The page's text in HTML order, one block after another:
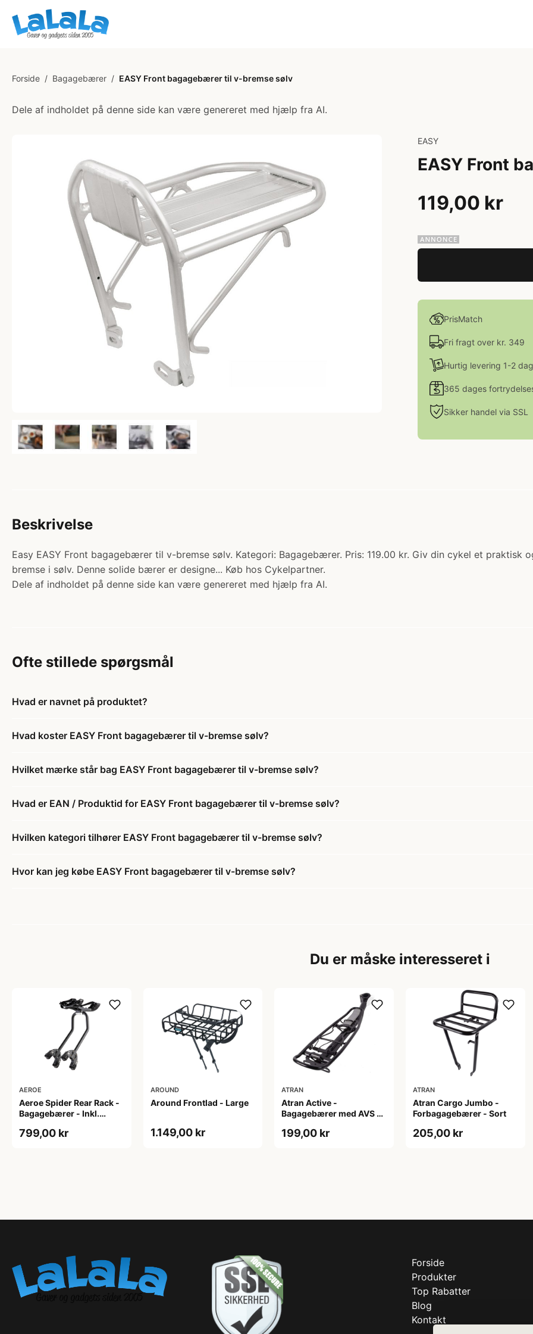
Forside / Bagagebærer / EASY Front bagagebærer til v-bremse sølv
Dele af indholdet på denne side kan være genereret med hjælp fra AI.
EASY
EASY Front
119,00 kr
PrisMatch
Fri fragt over kr. 349
Hurtig levering 1-2
365 dages
Sikker handel via SSL
Beskrivelse
Easy EASY Front bagagebærer til v-bremse sølv. Kategori: Bagagebærer. Pris: 119.00 kr. Giv din cykel et
bremse i sølv. Denne solide bærer er designe... Køb hos Cykelpartner.
Dele af indholdet på denne side kan være genereret med hjælp fra AI.
Ofte stillede spørgsmål
Hvad er navnet på produktet?
Hvad koster EASY Front bagagebærer til v-bremse sølv?
Hvilket mærke står bag EASY Front bagagebærer til v-bremse sølv?
Hvad er EAN / Produktid for EASY Front bagagebærer til v-bremse sølv?
Hvilken kategori tilhører EASY Front bagagebærer til v-bremse sølv?
Hvor kan jeg købe EASY Front bagagebærer til v-bremse sølv?
Du er måske interesseret i
AEROE
Aeroe Spider Rear Rack -
Bagagebærer - Inkl.
799,00 kr
AROUND
Around Frontlad - Large
1.149,00 kr
ATRAN
Atran Active -
Bagagebærer med AVS -
199,00 kr
ATRAN
Atran Cargo Jumbo -
Forbagagebærer - Sort
205,00 kr
Forside
Produkter
Top Rabatter
Blog
Kontakt